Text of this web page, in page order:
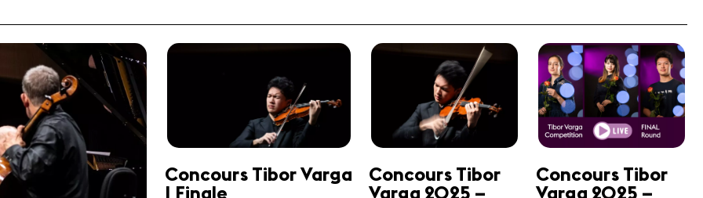
Concours Tibor Varga
Concours Tibor
Concours Tibor